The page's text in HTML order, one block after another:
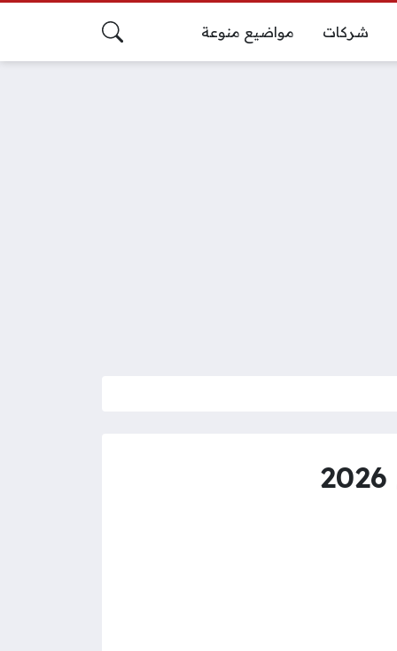
شركات مواضيع منوعة